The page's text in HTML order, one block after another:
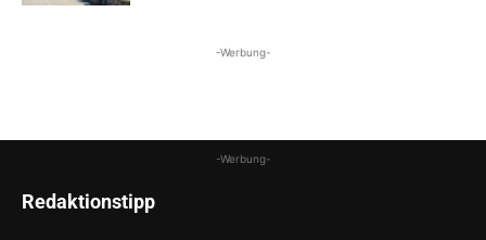
-Werbung-
-Werbung-
Redaktionstipp